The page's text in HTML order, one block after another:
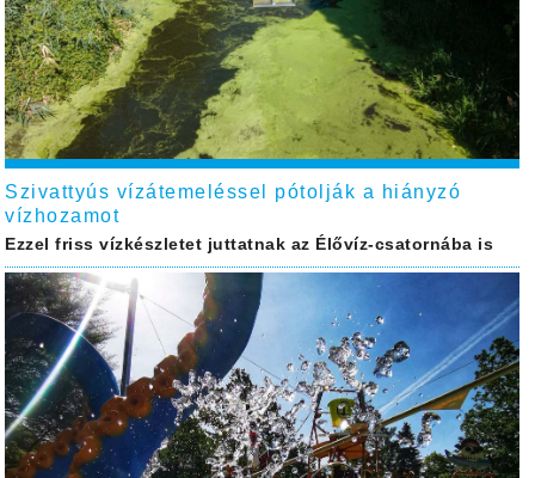
Szivattyús vízátemeléssel pótolják a hiányzó
vízhozamot
Ezzel friss vízkészletet juttatnak az Élővíz-csatornába is